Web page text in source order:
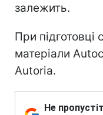
залежить.
При підготовці
матеріали
Autoria.
Не